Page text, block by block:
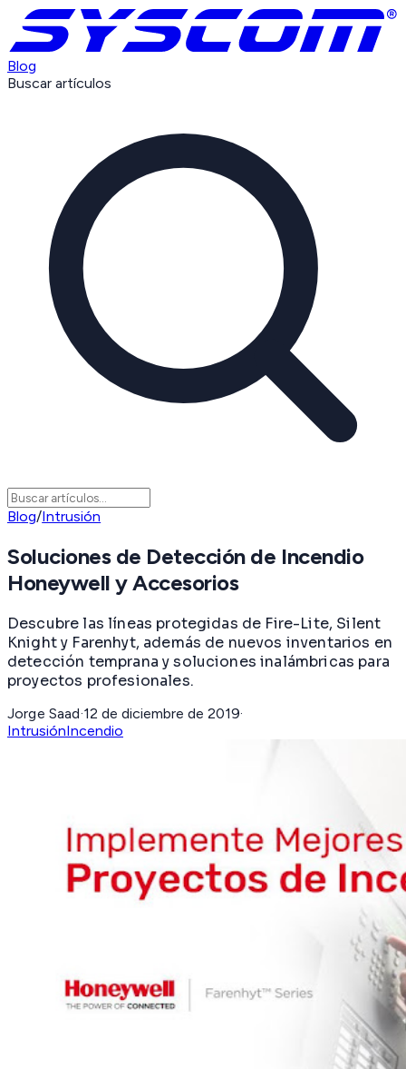
Blog
Buscar artículos
Blog/Intrusión
Soluciones de Detección de Incendio
Honeywell y Accesorios
Descubre las líneas protegidas de Fire-Lite, Silent
Knight y Farenhyt, además de nuevos inventarios en
detección temprana y soluciones inalámbricas para
proyectos profesionales.
Jorge Saad·12 de diciembre de 2019·
IntrusiónIncendio